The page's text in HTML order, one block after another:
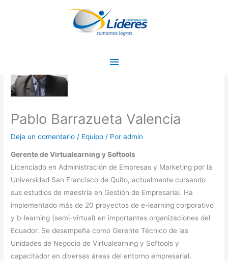
Menú
principal
Pablo Barrazueta Valencia
Deja un comentario / Equipo / Poradmin
Gerente de Virtualearning y Softools
Licenciado en Administración de Empresas y Marketing por la
Universidad San Francisco de Quito, actualmente cursando
sus estudios de maestría en Gestión de Empresarial. Ha
implementado más de 20 proyectos de e-learning corporativo
y b-learning (semi-virtual) en importantes organizaciones del
Ecuador. Se desempeña como Gerente Técnico de las
Unidades de Negocio de Virtualearning y Softools y
capacitador en diversas áreas del entorno empresarial.